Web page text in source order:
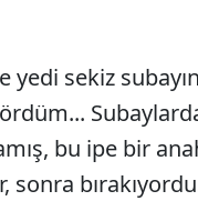
yedi sekiz
bu ipe bir